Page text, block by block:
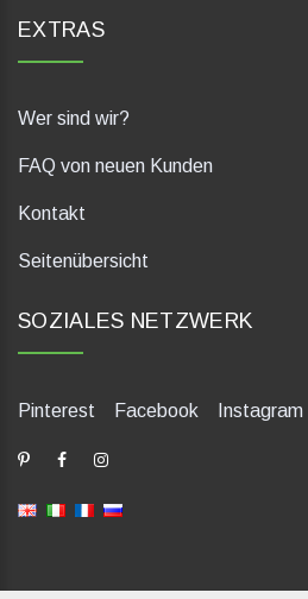
EXTRAS
Wer sind wir?
FAQ von neuen Kunden
Kontakt
Seitenübersicht
SOZIALES NETZWERK
Pinterest Facebook Instagram